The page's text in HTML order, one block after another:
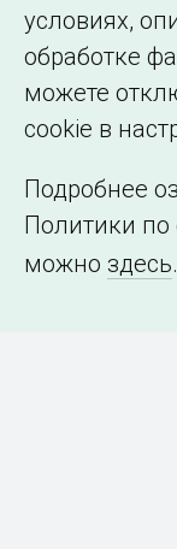
условиях,
обработке
можете
cookie в
Подробнее
Политики по
можно здесь.